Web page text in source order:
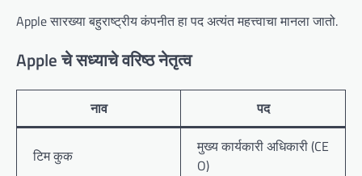
Apple सारख्या बहुराष्ट्रीय कंपनीत हा पद अत्यंत महत्त्वाचा मानला जातो.
Apple चे सध्याचे वरिष्ठ नेतृत्व
नाव पद
टिम कुक
मुख्य कार्यकारी अधिकारी (CE
O)